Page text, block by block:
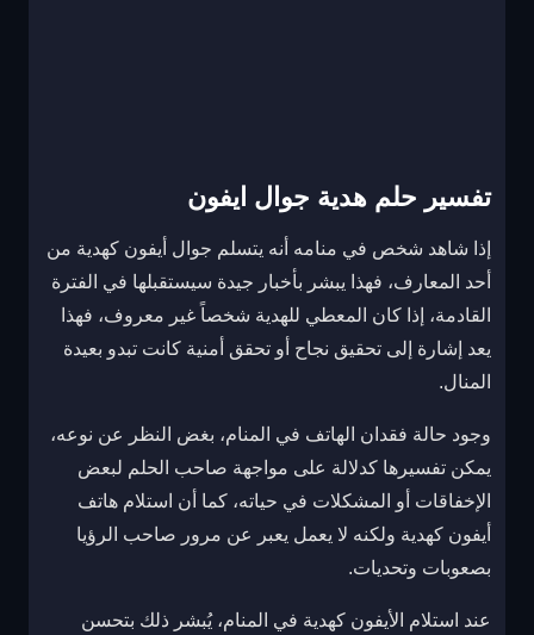
تفسير حلم هدية جوال ايفون
إذا شاهد شخص في منامه أنه يتسلم جوال أيفون كهدية من
أحد المعارف، فهذا يبشر بأخبار جيدة سيستقبلها في الفترة
القادمة، إذا كان المعطي للهدية شخصاً غير معروف، فهذا
يعد إشارة إلى تحقيق نجاح أو تحقق أمنية كانت تبدو بعيدة
المنال.
وجود حالة فقدان الهاتف في المنام، بغض النظر عن نوعه،
يمكن تفسيرها كدلالة على مواجهة صاحب الحلم لبعض
الإخفاقات أو المشكلات في حياته، كما أن استلام هاتف
أيفون كهدية ولكنه لا يعمل يعبر عن مرور صاحب الرؤيا
بصعوبات وتحديات.
عند استلام الأيفون كهدية في المنام، يُبشر ذلك بتحسن